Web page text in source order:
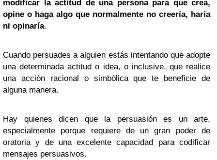
modificar la actitud de una persona para que crea,
opine o haga algo que normalmente no creería, haría
ni opinaría.
Cuando persuades a alguien estás intentando que adopte
una determinada actitud o idea, o inclusive, que realice
una acción racional o simbólica que te beneficie de
alguna manera.
Hay quienes dicen que la persuasión es un arte,
especialmente porque requiere de un gran poder de
oratoria y de una excelente capacidad para codificar
mensajes persuasivos.